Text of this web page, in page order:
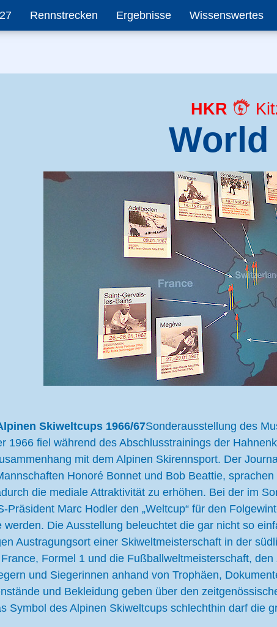
Rennstrecken Ergebnisse Wissenswertes
HKR
World
Skiweltcups 1966/67Sonderausstellung des
1966 fiel während des Abschlusstrainings der
mit dem Alpinen Skirennsport. Der
Honoré Bonnet und Bob Beattie,
die mediale Attraktivität zu erhöhen. Bei der im
Präsident Marc Hodler den „Weltcup“ für den
werden. Die Ausstellung beleuchtet die gar nicht so
Austragungsort einer Skiweltmeisterschaft in der
Formel 1 und die Fußballweltmeisterschaft,
und Siegerinnen anhand von Trophäen,
und Bekleidung geben über den
Symbol des Alpinen Skiweltcups schlechthin darf die